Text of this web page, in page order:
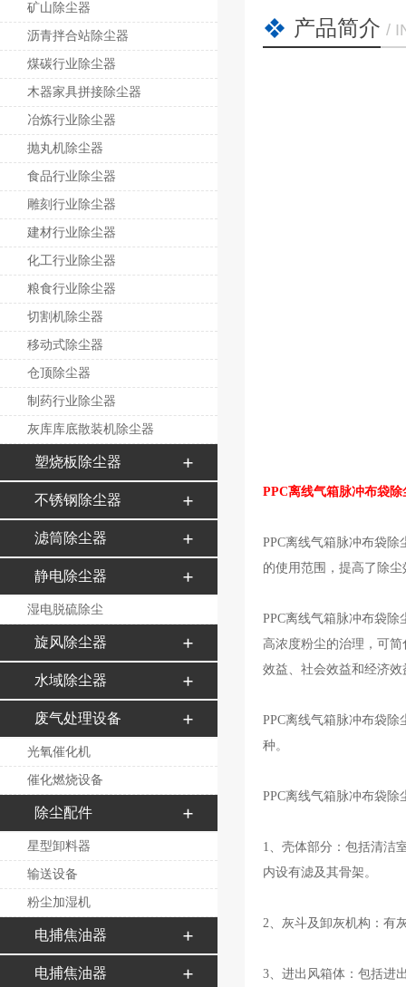
矿山除尘器
沥青拌合站除尘器
煤碳行业除尘器
木器家具拼接除尘器
冶炼行业除尘器
抛丸机除尘器
食品行业除尘器
雕刻行业除尘器
建材行业除尘器
化工行业除尘器
粮食行业除尘器
切割机除尘器
移动式除尘器
仓顶除尘器
制药行业除尘器
灰库库底散装机除尘器
塑烧板除尘器
不锈钢除尘器
滤筒除尘器
静电除尘器
湿电脱硫除尘
旋风除尘器
水域除尘器
废气处理设备
光氧催化机
催化燃烧设备
除尘配件
星型卸料器
输送设备
粉尘加湿机
电捕焦油器
电捕焦油器
产品简介 /
PPC离线气箱脉冲布袋除
PPC离线气箱脉冲布袋
的使用范围，提高了除
PPC离线气箱脉冲布袋
高浓度粉尘的治理，可
效益、社会效益和经济
PPC离线气箱脉冲布袋
种。
PPC离线气箱脉冲布袋
1、壳体部分：包括清洁
内设有滤及其骨架。
2、灰斗及卸灰机构：有
3、进出风箱体：包括进